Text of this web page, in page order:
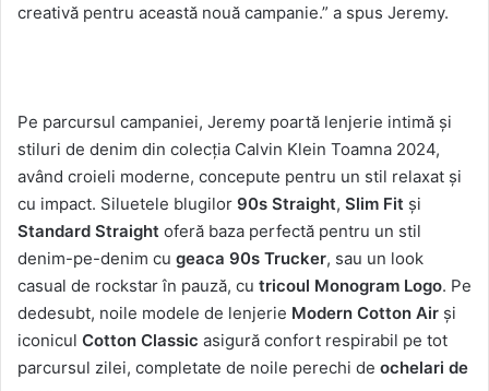
creativă pentru această nouă campanie.” a spus Jeremy.
Pe parcursul campaniei, Jeremy poartă lenjerie intimă și
stiluri de denim din colecția Calvin Klein Toamna 2024,
având croieli moderne, concepute pentru un stil relaxat și
cu impact. Siluetele blugilor 90s Straight, Slim Fit și
Standard Straight oferă baza perfectă pentru un stil
denim-pe-denim cu geaca 90s Trucker, sau un look
casual de rockstar în pauză, cu tricoul Monogram Logo. Pe
dedesubt, noile modele de lenjerie Modern Cotton Air și
iconicul Cotton Classic asigură confort respirabil pe tot
parcursul zilei, completate de noile perechi de ochelari de